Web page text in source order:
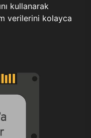
kullanarak
verilerini kolayca